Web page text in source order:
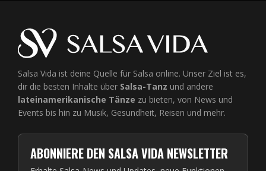
Salsa Vida ist deine Quelle für Salsa online. Unser Ziel ist es,
dir die besten Inhalte über Salsa-Tanz und andere
lateinamerikanische Tänze zu bieten, von News und
Events bis hin zu Musik, Gesundheit, Reisen und mehr.
ABONNIERE DEN SALSA VIDA NEWSLETTER